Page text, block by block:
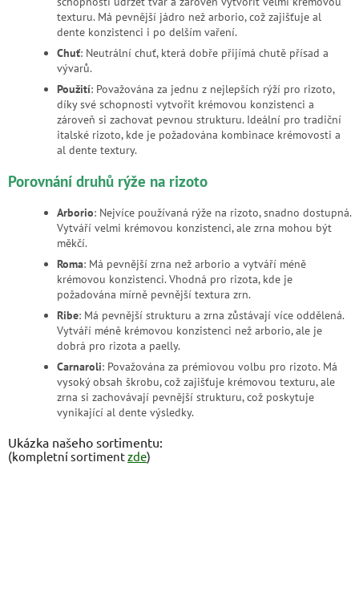
texturu. Má pevnější jádro než arborio, což zajišťuje al
dente konzistenci i po delším vaření.
Chuť: Neutrální chuť, která dobře přijímá chutě přísad a
vývarů.
Použití: Považována za jednu z nejlepších rýží pro rizoto,
díky své schopnosti vytvořit krémovou konzistenci a
zároveň si zachovat pevnou strukturu. Ideální pro tradiční
italské rizoto, kde je požadována kombinace krémovosti a
al dente textury.
Porovnání druhů rýže na rizoto
Arborio: Nejvíce používaná rýže na rizoto, snadno dostupná.
Vytváří velmi krémovou konzistenci, ale zrna mohou být
měkčí.
Roma: Má pevnější zrna než arborio a vytváří méně
krémovou konzistenci. Vhodná pro rizota, kde je
požadována mírně pevnější textura zrn.
Ribe: Má pevnější strukturu a zrna zůstávají více oddělená.
Vytváří méně krémovou konzistenci než arborio, ale je
dobrá pro rizota a paelly.
Carnaroli: Považována za prémiovou volbu pro rizoto. Má
vysoký obsah škrobu, což zajišťuje krémovou texturu, ale
zrna si zachovávají pevnější strukturu, což poskytuje
vynikající al dente výsledky.
Ukázka našeho sortimentu:
(kompletní sortimentzde)